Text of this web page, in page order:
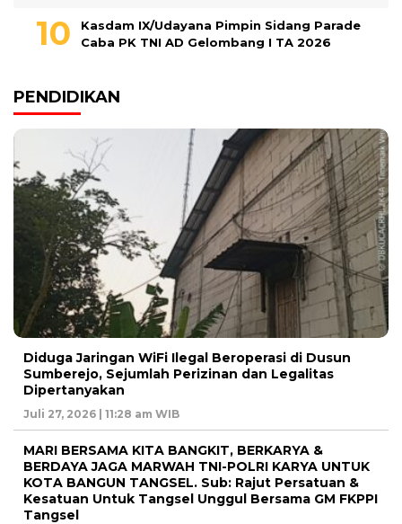
Kasdam IX/Udayana Pimpin Sidang Parade
Caba PK TNI AD Gelombang I TA 2026
PENDIDIKAN
Diduga Jaringan WiFi Ilegal Beroperasi di Dusun
Sumberejo, Sejumlah Perizinan dan Legalitas
Dipertanyakan
Juli 27, 2026 | 11:28 am WIB
MARI BERSAMA KITA BANGKIT, BERKARYA &
BERDAYA JAGA MARWAH TNI-POLRI KARYA UNTUK
KOTA BANGUN TANGSEL. Sub: Rajut Persatuan &
Kesatuan Untuk Tangsel Unggul Bersama GM FKPPI
Tangsel